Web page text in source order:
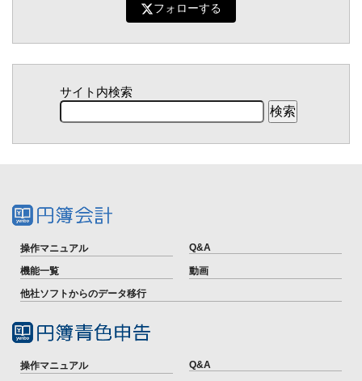
フォローする
サイト内検索
操作マニュアル Q&A
機能一覧
動画
他社ソフトからのデータ移行
操作マニュアル Q&A